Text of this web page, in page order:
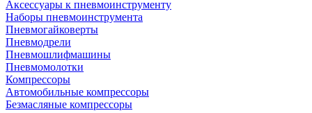
Аксессуары к пневмоинструменту
Наборы пневмоинструмента
Пневмогайковерты
Пневмодрели
Пневмошлифмашины
Пневмомолотки
Компрессоры
Автомобильные компрессоры
Безмасляные компрессоры